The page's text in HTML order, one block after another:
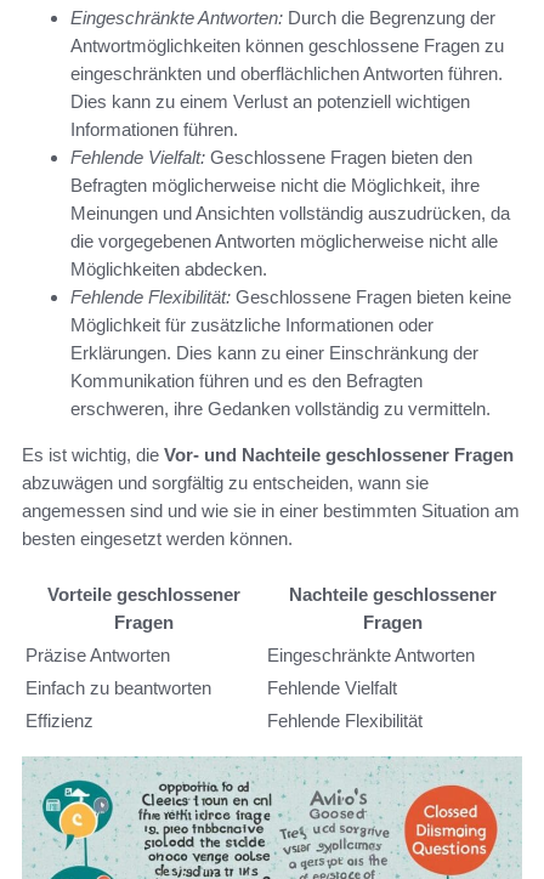
Eingeschränkte Antworten: Durch die Begrenzung der
Antwortmöglichkeiten können geschlossene Fragen zu
eingeschränkten und oberflächlichen Antworten führen.
Dies kann zu einem Verlust an potenziell wichtigen
Informationen führen.
Fehlende Vielfalt: Geschlossene Fragen bieten den
Befragten möglicherweise nicht die Möglichkeit, ihre
Meinungen und Ansichten vollständig auszudrücken, da
die vorgegebenen Antworten möglicherweise nicht alle
Möglichkeiten abdecken.
Fehlende Flexibilität: Geschlossene Fragen bieten keine
Möglichkeit für zusätzliche Informationen oder
Erklärungen. Dies kann zu einer Einschränkung der
Kommunikation führen und es den Befragten
erschweren, ihre Gedanken vollständig zu vermitteln.
Es ist wichtig, die Vor- und Nachteile geschlossener Fragen
abzuwägen und sorgfältig zu entscheiden, wann sie
angemessen sind und wie sie in einer bestimmten Situation am
besten eingesetzt werden können.
Vorteile geschlossener
Fragen
Nachteile geschlossener
Fragen
Präzise Antworten
Eingeschränkte Antworten
Einfach zu beantworten
Fehlende Vielfalt
Effizienz
Fehlende Flexibilität